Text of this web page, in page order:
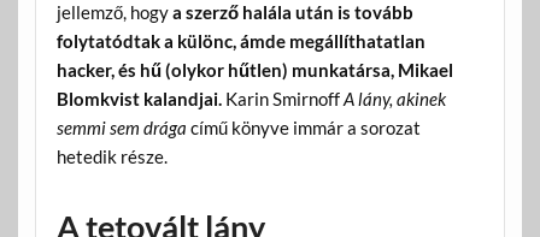
jellemző, hogya szerző halála után is tovább
folytatódtak a különc, ámde megállíthatatlan
hacker, és hű (olykor hűtlen) munkatársa, Mikael
Blomkvist kalandjai. Karin SmirnoffA lány, akinek
semmi sem drága című könyve immár a sorozat
hetedik része.
A tetovált lány